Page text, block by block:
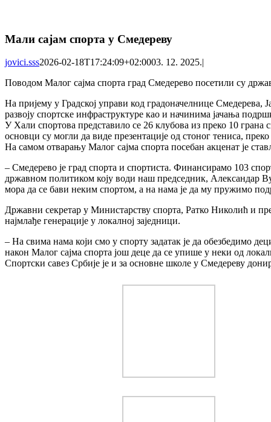
Мали сајам спорта у Смедереву
jovici.sss2026-02-18T17:24:09+02:0003. 12. 2025.|
Поводом Малог сајма спорта град Смедерево посетили су
На пријему у Градској управи код градоначелнице
развоју спортске инфраструктуре као и начинима јачања
У Хали спортова представило се 26 клубова из преко 10
основци су могли да виде презентације од стоног тениса,
На самом отварању Малог сајма спорта посебан акценат је
– Смедерево је град спорта и спортиста. Финансирамо 103
државном политиком коју води наш председник, Александар
мора да се бави неким спортом, а на нама је да му пружимо
Државни секретар у Министарству спорта, Ратко Николић и
најмлађе генерације у локалној заједници.
– На свима нама који смо у спорту задатак је да обезбедимо
након Малог сајма спорта још деце да се упише у неки од
Спортски савез Србије је и за основне школе у Смедереву